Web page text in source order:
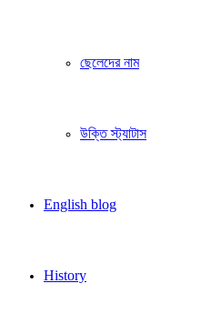
ছেলেদের নাম
উক্তি স্ট্যাটাস
English blog
History